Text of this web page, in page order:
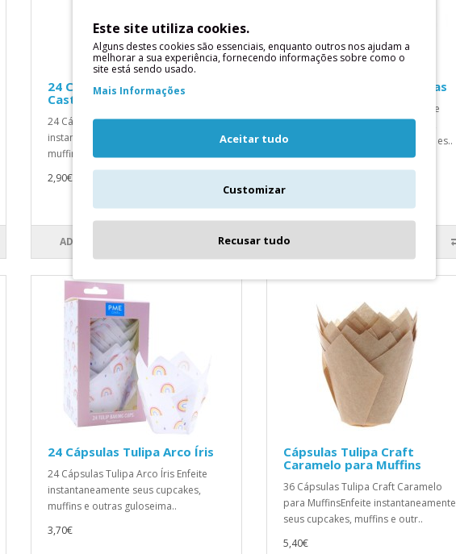
24 Cápsulas Tulipa
Castanhas
24 Cápsulas Tulipa CastanhasEnfeite
instantaneamente seus cupcakes,
muffins e outras guloseimas com ..
2,90€
ADICIONAR
24 Cápsulas Tulipa Brancas
24 Cápsulas Tulipa BrancasEnfeite
instantaneamente seus cupcakes,
muffins e outras guloseimas com es..
24 Cápsulas Tulipa Arco Íris
24 Cápsulas Tulipa Arco Íris Enfeite
instantaneamente seus cupcakes,
muffins e outras guloseima..
3,70€
Cápsulas Tulipa Craft
Caramelo para Muffins
36 Cápsulas Tulipa Craft Caramelo
para MuffinsEnfeite instantaneamente
seus cupcakes, muffins e outr..
5,40€
Este site utiliza cookies.
Alguns destes cookies são essenciais, enquanto outros nos ajudam a
melhorar a sua experiência, fornecendo informações sobre como o
site está sendo usado.
Mais Informações
Aceitar tudo
Customizar
Recusar tudo